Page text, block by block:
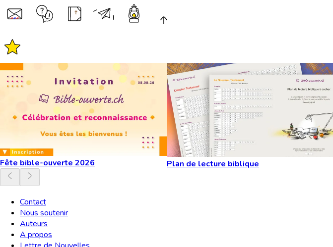
Fête bible-ouverte 2026 Plan de lecture biblique
Contact
Nous soutenir
Auteurs
A propos